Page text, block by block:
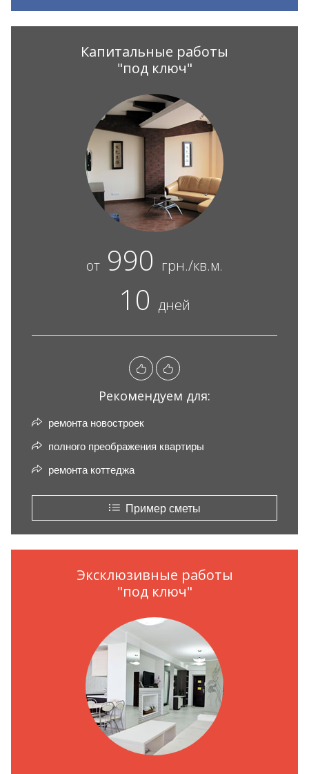
Капитальные работы
"под ключ"
от 990 грн./кв.м.
10 дней
Рекомендуем для:
ремонта новостроек
полного преображения квартиры
ремонта коттеджа
Пример сметы
Эксклюзивные работы
"под ключ"